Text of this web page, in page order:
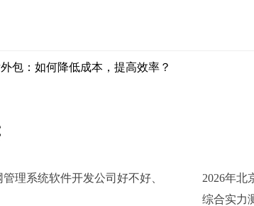
包：如何降低成本，提高效率？
理系统软件开发公司好不好、
2026年北
综合实力